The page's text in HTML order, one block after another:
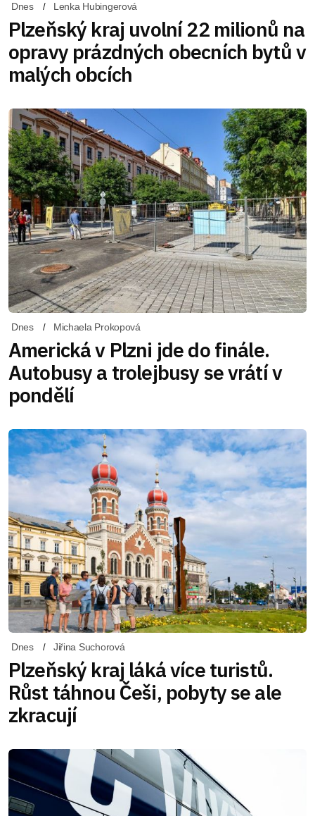
Dnes Lenka Hubingerová
Plzeňský kraj uvolní 22 milionů na
opravy prázdných obecních bytů v
malých obcích
Dnes Michaela Prokopová
Americká v Plzni jde do finále.
Autobusy a trolejbusy se vrátí v
pondělí
Dnes Jiřina Suchorová
Plzeňský kraj láká více turistů.
Růst táhnou Češi, pobyty se ale
zkracují